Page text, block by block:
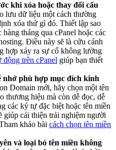
khi xóa hoặc thay đổi cấu
lưu dữ liệu một cách thường
xóa thứ gì đó. Thiết lập sao
tháng qua cPanel hoặc các
Điều này sẽ là cứu cánh
hợp xảy ra sự cố không lường
động trên cPanel giúp bạn thiết
nhớ phù hợp mục đích kinh
Domain mới, hãy chọn một tên
thương hiệu mà còn dễ đọc, dễ
các ký tự đặc biệt hoặc tên miền
giúp cải thiện trải nghiệm người
khảo bài cách chọn tên miền
và loại bỏ tên miền không